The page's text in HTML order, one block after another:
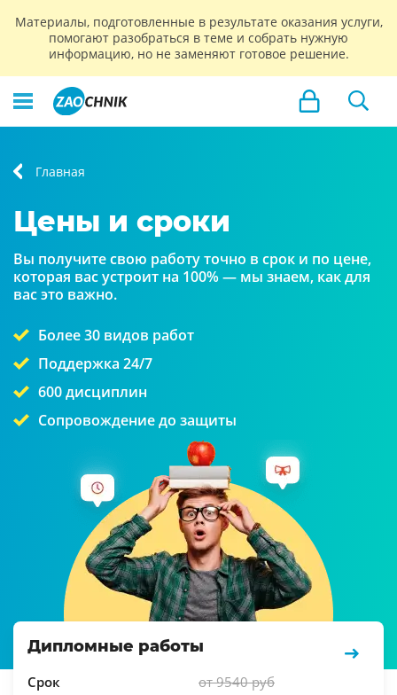
Материалы, подготовленные в результате оказания услуги,
помогают разобраться в теме и собрать нужную
информацию, но не заменяют готовое решение.
Главная
Цены и сроки
Вы получите свою работу точно в срок и по цене,
которая вас устроит на 100% — мы знаем, как для
вас это важно.
Более 30 видов работ
Поддержка 24/7
600 дисциплин
Сопровождение до защиты
Дипломные работы
Срок
от 9540 руб